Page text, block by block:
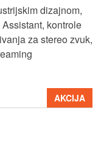
dizajnom,
kontrole
za stereo zvuk,
AKCIJA